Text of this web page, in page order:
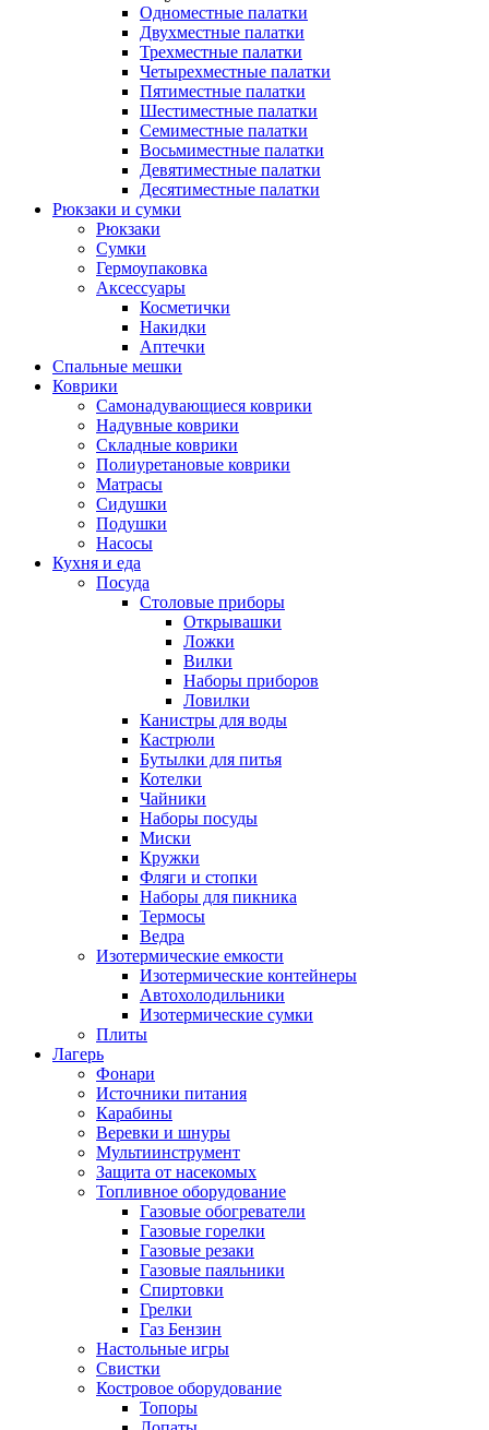
Одноместные палатки
Двухместные палатки
Трехместные палатки
Четырехместные палатки
Пятиместные палатки
Шестиместные палатки
Семиместные палатки
Восьмиместные палатки
Девятиместные палатки
Десятиместные палатки
Рюкзаки и сумки
Рюкзаки
Сумки
Гермоупаковка
Аксессуары
Косметички
Накидки
Аптечки
Спальные мешки
Коврики
Самонадувающиеся коврики
Надувные коврики
Складные коврики
Полиуретановые коврики
Матрасы
Сидушки
Подушки
Насосы
Кухня и еда
Посуда
Столовые приборы
Открывашки
Ложки
Вилки
Наборы приборов
Ловилки
Канистры для воды
Кастрюли
Бутылки для питья
Котелки
Чайники
Наборы посуды
Миски
Кружки
Фляги и стопки
Наборы для пикника
Термосы
Ведра
Изотермические емкости
Изотермические контейнеры
Автохолодильники
Изотермические сумки
Плиты
Лагерь
Фонари
Источники питания
Карабины
Веревки и шнуры
Мультиинструмент
Защита от насекомых
Топливное оборудование
Газовые обогреватели
Газовые горелки
Газовые резаки
Газовые паяльники
Спиртовки
Грелки
Газ Бензин
Настольные игры
Свистки
Костровое оборудование
Топоры